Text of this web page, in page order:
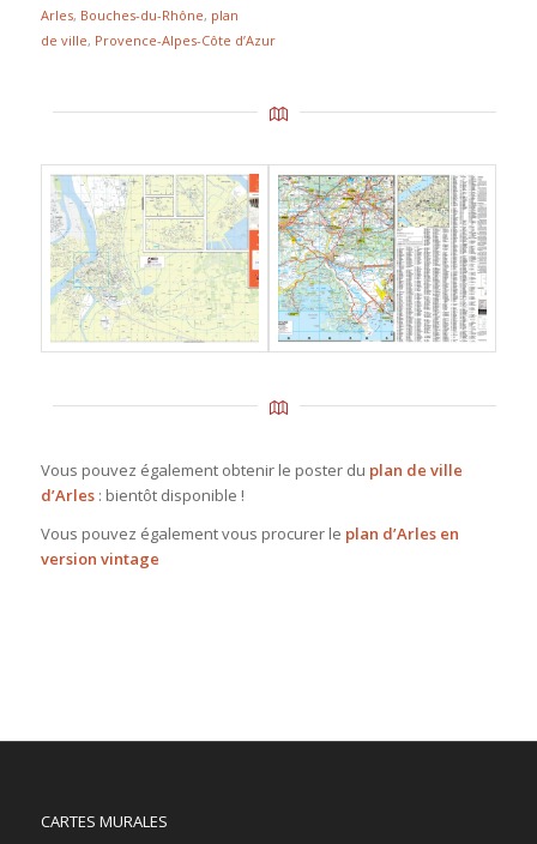
Arles, Bouches-du-Rhône, plan
de ville, Provence-Alpes-Côte d’Azur
Vous pouvez également obtenir le poster du plan de ville
d’Arles : bientôt disponible !
Vous pouvez également vous procurer le plan d’Arles en
version vintage
CARTES MURALES